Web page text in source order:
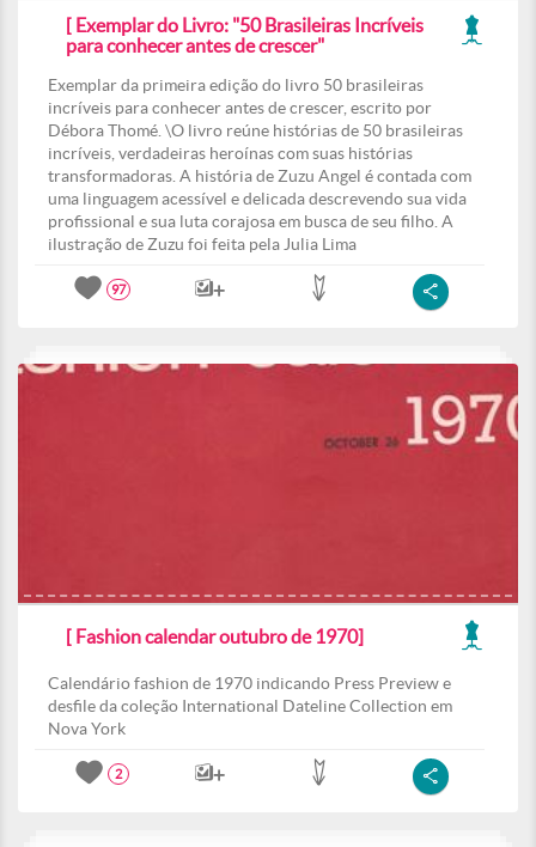
[ Exemplar do Livro: "50 Brasileiras Incríveis
para conhecer antes de crescer"
Exemplar da primeira edição do livro 50 brasileiras
incríveis para conhecer antes de crescer, escrito por
Débora Thomé. \O livro reúne histórias de 50 brasileiras
incríveis, verdadeiras heroínas com suas histórias
transformadoras. A história de Zuzu Angel é contada com
uma linguagem acessível e delicada descrevendo sua vida
profissional e sua luta corajosa em busca de seu filho. A
ilustração de Zuzu foi feita pela Julia Lima
97
[ Fashion calendar outubro de 1970]
Calendário fashion de 1970 indicando Press Preview e
desfile da coleção International Dateline Collection em
Nova York
2